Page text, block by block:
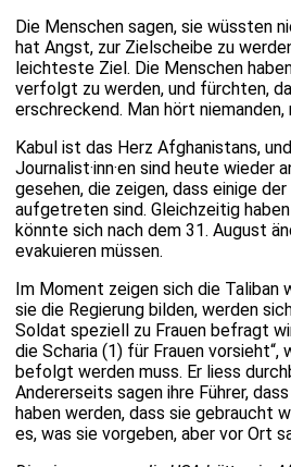
Die Menschen sagen, sie wüssten
hat Angst, zur Zielscheibe zu
leichteste Ziel. Die Menschen
verfolgt zu werden, und fürchten,
erschreckend. Man hört
Kabul ist das Herz Afghanistans,
Journalist·inn·en sind heute wieder
gesehen, die zeigen, dass einige
aufgetreten sind. Gleichzeitig
könnte sich nach dem 31. August
evakuieren müssen.
Im Moment zeigen sich die Taliban
sie die Regierung bilden, werden
Soldat speziell zu Frauen befragt
die Scharia (1) für Frauen
befolgt werden muss. Er liess
Andererseits sagen ihre Führer,
haben werden, dass sie gebraucht
es, was sie vorgeben, aber vor Ort